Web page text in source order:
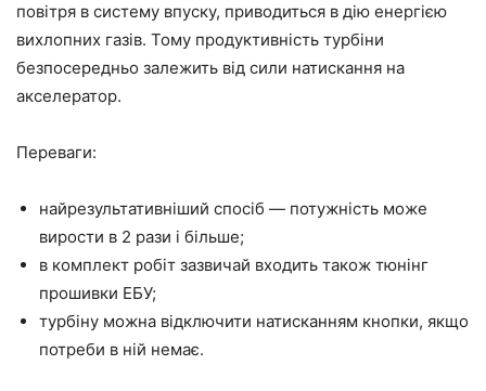
повітря в систему впуску, приводиться в дію енергією
вихлопних газів. Тому продуктивність турбіни
безпосередньо залежить від сили натискання на
акселератор.
Переваги:
найрезультативніший спосіб — потужність може
вирости в 2 рази і більше;
в комплект робіт зазвичай входить також тюнінг
прошивки ЕБУ;
турбіну можна відключити натисканням кнопки, якщо
потреби в ній немає.